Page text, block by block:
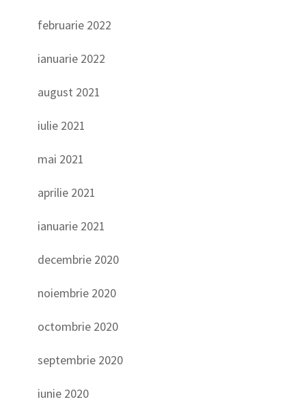
februarie 2022
ianuarie 2022
august 2021
iulie 2021
mai 2021
aprilie 2021
ianuarie 2021
decembrie 2020
noiembrie 2020
octombrie 2020
septembrie 2020
iunie 2020